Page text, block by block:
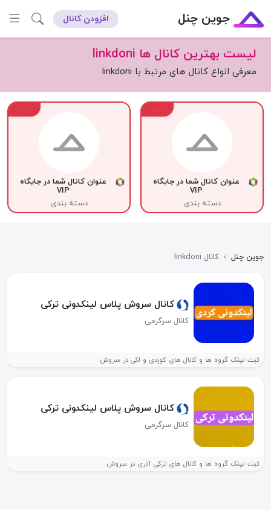
جوین چنل افزودن کانال
لیست بهترین کانال ها linkdoni
معرفی انواع کانال های مرتبط با linkdoni
عنوان کانال شما در جایگاه
VIP
دسته بندی
عنوان کانال شما در جایگاه
VIP
دسته بندی
جوین چنل › کانال linkdoni
کانال سروش پلاس لینکدونی ترکی
کانال سرگرمی
ثبت لینک گروه ها و کانال های کوردی و لکی در سروش
کانال سروش پلاس لینکدونی ترکی
کانال سرگرمی
ثبت لینک گروه ها و کانال های ترکی آذری در سروش